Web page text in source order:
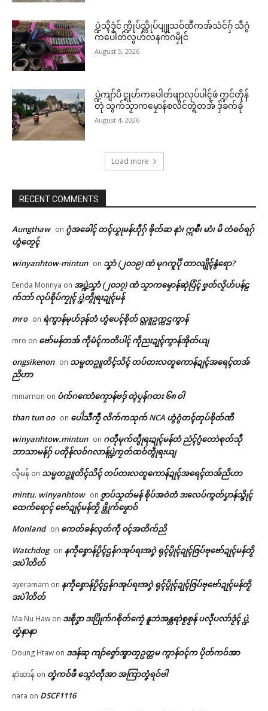
July 21, 2026
In "လိက်ပရေၚ်"
ပ္ဍဲသ္ၚိဒၟံင် က္ဍိုပ်သ္ကိုပ်ပျူသဝ်ထဳကအ်သံင်ဂှ် သီဂွံ
ကပေါတ်လွဟ်လနက်ဂမၠိုင်
August 5, 2026
ပ္ဍဲကျာ်ပိ င္ရုဟ်ကပေါတ်ဖျာလုပ်ပါၚ်ဖဴ က္ဍင်တိုန်
တုဲ သွက်သၟာကမၠောန်စလိင်တ္ရဲတအ် ဒှ်ခက်ခုဲ
August 4, 2026
Load more
RECENT COMMENTS
Aungthaw on ဂွံအခေါၚ် တၚ်ယၟုမန်ဟီုဂှ် ၜိုတ်ဆ နာဲ၊ ဣစဳ၊ မာံ၊ မိ တံဓဝ်ရဂှ်
ဟွံတၟေၚ်
winyanhtow-mintun on သၞာံ (၂၀၁၉) ဏံ မုဂကူပိုဲ တာလျိုၚ်နွံရော?
Eenda Monnya on အပ္ဍဲသၞာံ (၂၀၁၇) ဏံ သၟာကမၠောန်ဆုဲပြံၚ် ဗၞတ်လၟိဟ်ပန်ဠ
က်ဘာ် လုပ်စိုပ်ကၠုၚ် ပ္ဍဲတွဵုရးဍုၚ်မန်
mro on ရဲကွာန်မုဟ်ဒုန်တံ ဟွံပေၚ်စိုတ် လ္တူဥက္ကဌကွာန်
mro on ဗော်မန်တအ် ကဵုမံၚ်ကတိပါၚ် ကဵုညးဍုၚ်ကွာန်အိုတ်ယျ
ongsikenon on သမ္မတဥူတိၚ်သိၚ် တပ်တးလတူကောန်ဍုၚ်အရေၚ်တအ်
ညိဟာ
minarnon on ပံက်ဂကောံကၠောန်ဗဒှ် တ္ၚဲပၠန်ဂတး ၆၈ ဝါ
than tun oo on ပေါဲသဳကၠဳ လိက်ကသုက် NCA ဟွံဂွံတၚ်တုပ်စိုတ်ဏီ
winyanhtow.mintun on ဂတဵုမုက်တွဵုရးဍုၚ်မန်တံ ညံၚ်ဂွံတောဲစုတ်သီု
ဘာသာမန်ဂှ် ပတိုန်လဝ်ဂလာန်ပ္ဍဲကၠတ်ထဝ်တွဵုရးယျ
လွီမန် on သမ္မတဥူတိၚ်သိၚ် တပ်တးလတူကောန်ဍုၚ်အရေၚ်တအ်ညိဟာ
mintu. winyanhtow on ဇၟာပ်သၟတ်မန် စိုပ်အဝဲတံ ဒးလေပ်ကွတ်ပၞာန်သ္ဇိုၚ်
ထေက်ရောၚ် ဗော်ဍုၚ်မန်တၟိ ဖ္တိုက်ဖၟောဝ်
Monland on ကေတ်ခန်လ္ၚတ်ကဵု ၀ၚ်အတိက်ညိ
Watchdog on နကဵုစၞောန်ပၟိၚ်ဌန်ဂအုပ်ရးအဂၞဲ ရုၚ်ပွိုၚ်ဍုၚ်ဇြပ်ဗုဗော်ဍုၚ်မန်တၟိ
ဒးပဲါတိတ်
ayeramarn on နကဵုစၞောန်ပၟိၚ်ဌန်ဂအုပ်ရးအဂၞဲ ရုၚ်ပွိုၚ်ဍုၚ်ဇြပ်ဗုဗော်ဍုၚ်မန်တၟိ
ဒးပဲါတိတ်
Ma Nu Haw on ဒးစဵုဒၞာ ဒးပြိုက်ဂစိုတ်ကၠေံ နူဘဲအန္တရာဲစၟစၟန် ပလီုပလာ်ဒၟံၚ် ပ္ဍဲ
တၞံနာနာ
Doung Htaw on ဒဒန်ဆု ကျာ်ဇၞော်အ္စာတၠဥတ္တမ ကွာန်ဝၚ်က ပိုတ်ကဝ်အာ
နာဲဆာန် on တၞံကဝ်ဖီ သ္ဂောံတဵုအာ အကြာတၞံရဝ်ဗါ
nara on DSCF1116